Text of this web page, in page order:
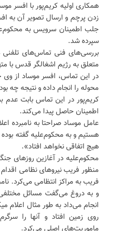
همکاری اولیه کریم‌پور با افسر
زدن پرچم و ارسال تصویر آن به
جلب اطمینان سرویس به
سپرده شد.
بررسی‌های فنی تماس‌های
متعلق به رژیم اشغالگر قدس با
در این تماس، افسر موساد از
محوله را انجام داده و نتیجه چه
کریم‌پور در این تماس بابت
اطمینان حاصل پیدا می‌کند.
عامل موساد صراحتا به نامبرده
هستیم و به محکوم‌علیه گفته
هیچ اتفاقی نخواهد افتاد».
محکوم‌علیه در آغازین روزهای
منظور فریب نیروهای نظامی
فریب به مراکز انتظامی می‌کرد.
و به دروغ می‌گفت مسائل مختلفی
انجام می‌داد به طور مثال اعلام
روی زمین افتاد و آنها را